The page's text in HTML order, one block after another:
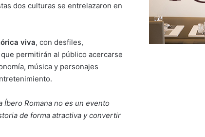
dos culturas se entrelazaron en
viva, con desfiles,
permitirán al público acercarse
música y personajes
Íbero Romana no es un evento
de forma atractiva y convertir